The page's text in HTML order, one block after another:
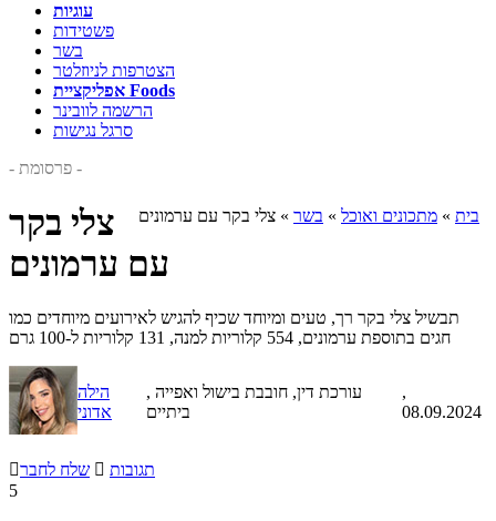
עוגיות
פשטידות
בשר
הצטרפות לניוזלטר
אפליקציית Foods
הרשמה לוובינר
סרגל נגישות
- פרסומת -
בית » מתכונים ואוכל » בשר » צלי בקר עם ערמונים
צלי בקר
עם ערמונים
תבשיל צלי בקר רך, טעים ומיוחד שכיף להגיש לאירועים מיוחדים כמו
חגים בתוספת ערמונים, 554 קלוריות למנה, 131 קלוריות ל-100 גרם
הילה
אדוני
, עורכת דין, חובבת בישול ואפייה
ביתיים
,
08.09.2024
שלח לחבר  תגובות
5